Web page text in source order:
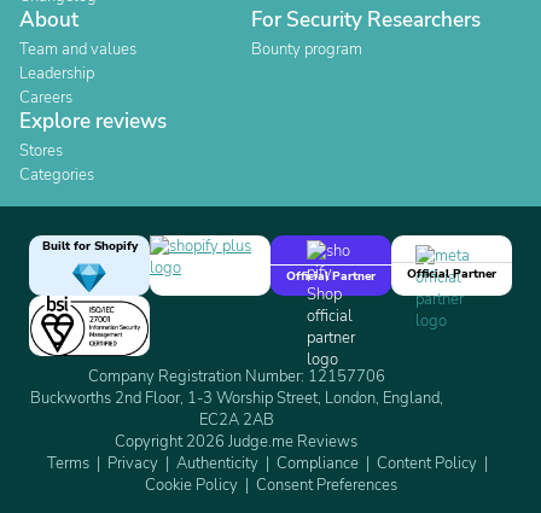
About
Team and values
Leadership
Careers
For Security Researchers
Bounty program
Explore reviews
Stores
Categories
Built for Shopify
Official Partner
Official Partner
Company Registration Number: 12157706
Buckworths 2nd Floor, 1-3 Worship Street, London, England,
EC2A 2AB
Copyright 2026 Judge.me Reviews
Terms
Privacy Authenticity Compliance
Content Policy
Cookie Policy
Consent Preferences